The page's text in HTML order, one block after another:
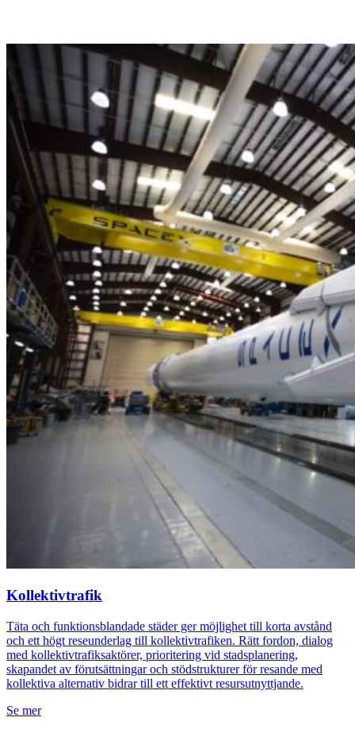
Kollektivtrafik
Täta och funktionsblandade städer ger möjlighet till korta avstånd
och ett högt reseunderlag till kollektivtrafiken. Rätt fordon, dialog
med kollektivtrafiksaktörer, prioritering vid stadsplanering,
skapandet av förutsättningar och stödstrukturer för resande med
kollektiva alternativ bidrar till ett effektivt resursutnyttjande.
Se mer